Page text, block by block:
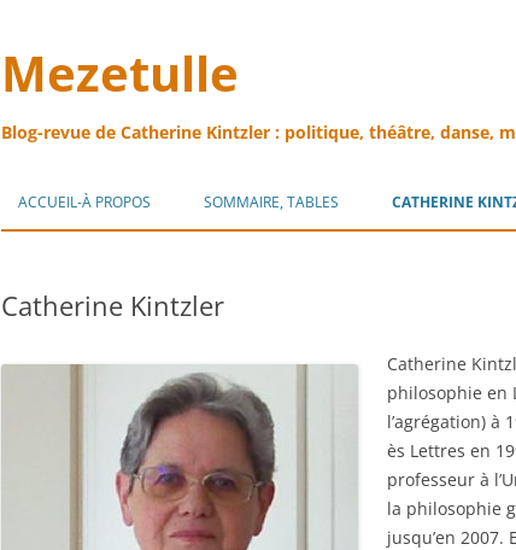
Mezetulle
Blog-revue de Catherine Kintzler : politique, théâtre, danse,
ACCUEIL-À PROPOS SOMMAIRE, TABLES CATHERINE
Catherine Kintzler
Catherine
philosophie en
l’agrégation) à
ès Lettres en
professeur à
la philosophie
jusqu’en